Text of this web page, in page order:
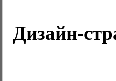
Дизайн-